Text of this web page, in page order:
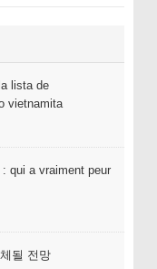
lista de
vietnamita
qui a vraiment peur
될 전망